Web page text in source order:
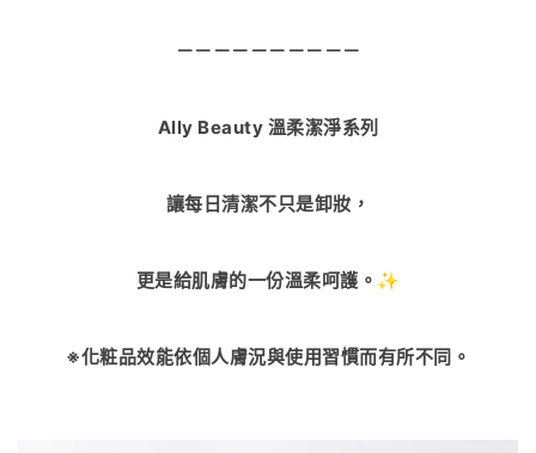
－－－－－－－－－－
Ally Beauty 溫柔潔淨系列
讓每日清潔不只是卸妝，
更是給肌膚的一份溫柔呵護。✨
※化粧品效能依個人膚況與使用習慣而有所不同。